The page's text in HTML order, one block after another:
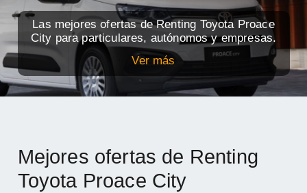
Las mejores ofertas de Renting Toyota Proace
City para particulares, autónomos y empresas.
Ver más
Mejores ofertas de Renting
Toyota Proace City